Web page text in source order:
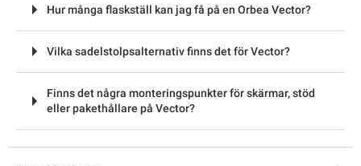
Hur många flaskställ kan jag få på en Orbea Vector?
Vilka sadelstolpsalternativ finns det för Vector?
Finns det några monteringspunkter för skärmar, stöd
eller pakethållare på Vector?